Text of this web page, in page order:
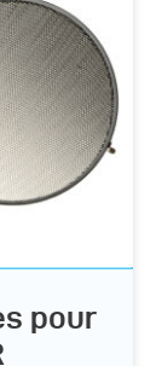
pour